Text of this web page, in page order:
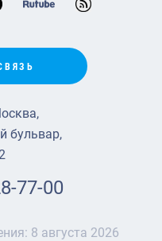
бульвар,
77-00
8 августа 2026